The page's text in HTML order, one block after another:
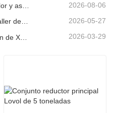
2026-08-06
Reglas y normativas para el taller de producción de piezas de cargadoras ——Shandong Zhaokun Engineering Machinery Co., Ltd 2026-05-27
2026-03-29